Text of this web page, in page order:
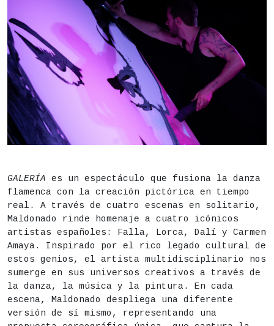
Duración aproximada: 49 minutos
Actividad para todos los públicos
Lugar
Instituto de Educación Secundaria (IES) San
Precio
15€
Apertura de puertas: 21h
Entradas a la venta a partir del martes 16
GALERÍA es un espectáculo que fusiona la danza
flamenca con la creación pictórica en tiempo
real. A través de cuatro escenas en solitario,
Maldonado rinde homenaje a cuatro icónicos
artistas españoles: Falla, Lorca, Dalí y Carmen
Amaya. Inspirado por el rico legado cultural de
estos genios, el artista multidisciplinario nos
sumerge en sus universos creativos a través de
la danza, la música y la pintura. En cada
escena, Maldonado despliega una diferente
versión de sí mismo, representando una